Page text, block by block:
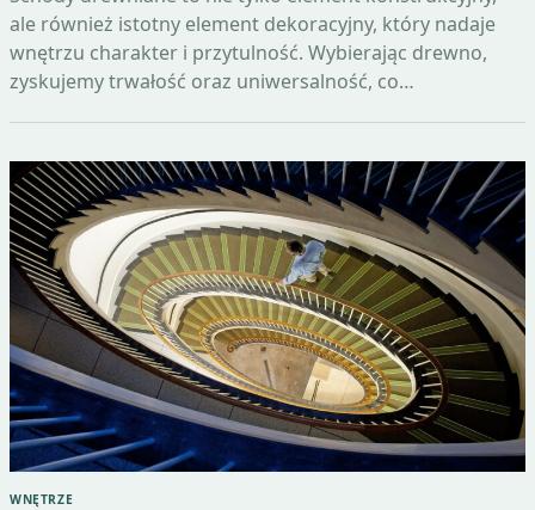
ale również istotny element dekoracyjny, który nadaje
wnętrzu charakter i przytulność. Wybierając drewno,
zyskujemy trwałość oraz uniwersalność, co…
WNĘTRZE